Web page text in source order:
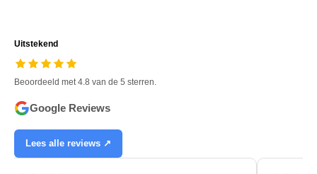
Uitstekend
Beoordeeld met 4.8 van de 5 sterren.
Google Reviews
Lees alle reviews ↗